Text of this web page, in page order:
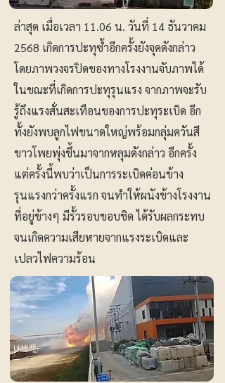
ล่าสุด เมื่อเวลา 11.06 น. วันที่ 14 ธันวาคม
2568 เกิดการปะทุซ้ำอีกครั้งยังจุดดังกล่าว
โดยภาพวงจรปิดของทางโรงงานจับภาพได้
ในขณะที่เกิดการปะทุรุนแรง จากภาพจะรับ
รู้ถึงแรงสั่นสะเทือนของการปะทุระเบิด อีก
ทั้งยังพบลูกไฟขนาดใหญ่พร้อมกลุ่มควันสี
ขาวโพยพุ่งขึ้นมาจากหลุมดังกล่าว อีกครั้ง
แต่ครั้งนี้พบว่าเป็นการระเบิดค่อนข้าง
รุนแรงกว่าครั้งแรก จนทำให้ผนังข้างโรงงาน
ที่อยู่ข้างๆ มีรั้วรอบขอบชิด ได้รับผลกระทบ
จนเกิดความเสียหายจากแรงระเบิดและ
เปลวไฟความร้อน